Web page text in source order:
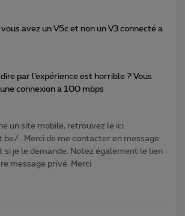
avez un V5c et non un V3 connecté a
par l’expérience est horrible ? Vous
connexion a 100 mbps
un site mobile, retrouvez le ici
. Merci de me contacter en message
si je le demande. Notez également le lien
message privé. Merci